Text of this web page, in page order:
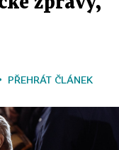
PŘEHRÁT ČLÁNEK